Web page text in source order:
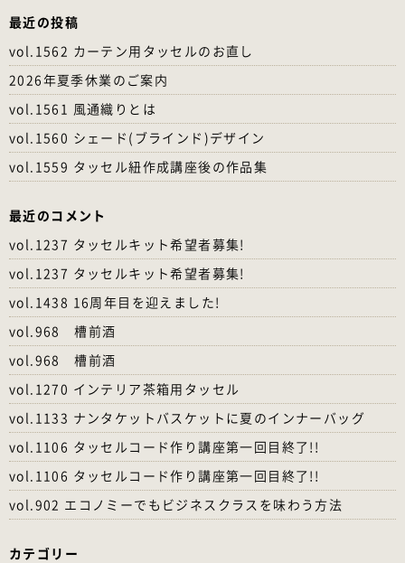
最近の投稿
vol.1562 カーテン用タッセルのお直し
2026年夏季休業のご案内
vol.1561 風通織りとは
vol.1560 シェード(ブラインド)デザイン
vol.1559 タッセル紐作成講座後の作品集
最近のコメント
vol.1237 タッセルキット希望者募集!
vol.1237 タッセルキット希望者募集!
vol.1438 16周年目を迎えました!
vol.968 槽前酒
vol.968 槽前酒
vol.1270 インテリア茶箱用タッセル
vol.1133 ナンタケットバスケットに夏のインナーバッグ
vol.1106 タッセルコード作り講座第一回目終了!!
vol.1106 タッセルコード作り講座第一回目終了!!
vol.902 エコノミーでもビジネスクラスを味わう方法
カテゴリー